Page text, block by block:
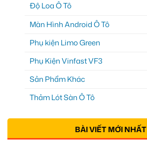
Độ Loa Ô Tô
Màn Hình Android Ô Tô
Phụ kiện Limo Green
Phụ Kiện Vinfast VF3
Sản Phẩm Khác
Thảm Lót Sàn Ô Tô
BÀI VIẾT MỚI NHẤT